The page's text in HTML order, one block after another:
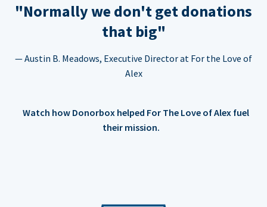
"Normally we don't get donations
that big"
— Austin B. Meadows, Executive Director at For the Love of
Alex
Watch how Donorbox helped For The Love of Alex fuel
their mission.